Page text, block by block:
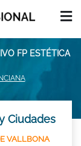
FP ESTÉTICA
Ciudades
VALLBONA